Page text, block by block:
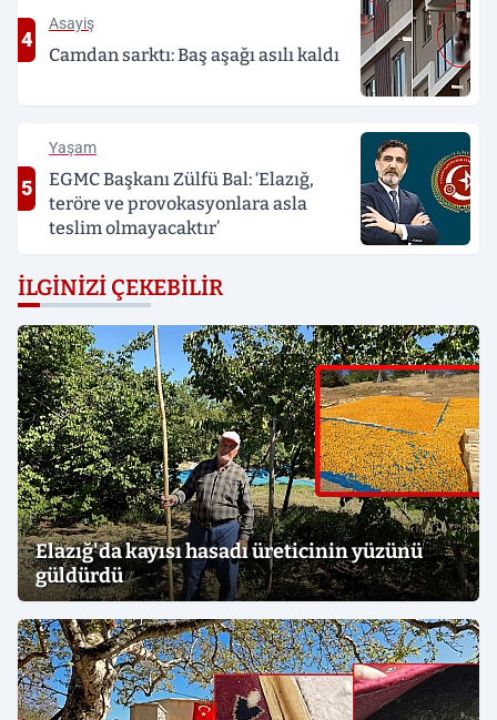
4
Asayiş
Camdan sarktı: Baş aşağı asılı kaldı
5
Yaşam
EGMC Başkanı Zülfü Bal: ‘Elazığ,
teröre ve provokasyonlara asla
teslim olmayacaktır’
İLGINIZI ÇEKEBILIR
Elazığ'da kayısı hasadı üreticinin yüzünü
güldürdü